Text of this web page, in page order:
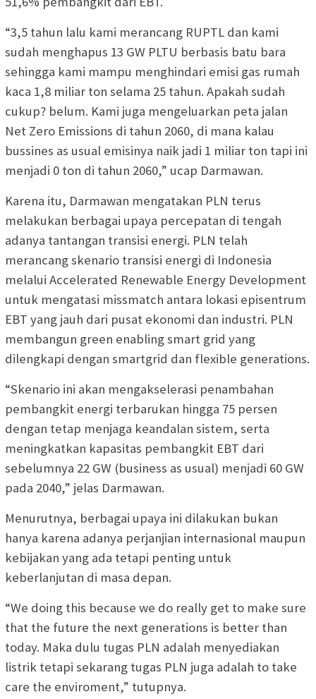
“3,5 tahun lalu kami merancang RUPTL dan kami
sudah menghapus 13 GW PLTU berbasis batu bara
sehingga kami mampu menghindari emisi gas rumah
kaca 1,8 miliar ton selama 25 tahun. Apakah sudah
cukup? belum. Kami juga mengeluarkan peta jalan
Net Zero Emissions di tahun 2060, di mana kalau
bussines as usual emisinya naik jadi 1 miliar ton tapi ini
menjadi 0 ton di tahun 2060,” ucap Darmawan.
Karena itu, Darmawan mengatakan PLN terus
melakukan berbagai upaya percepatan di tengah
adanya tantangan transisi energi. PLN telah
merancang skenario transisi energi di Indonesia
melalui Accelerated Renewable Energy Development
untuk mengatasi missmatch antara lokasi episentrum
EBT yang jauh dari pusat ekonomi dan industri. PLN
membangun green enabling smart grid yang
dilengkapi dengan smartgrid dan flexible generations.
“Skenario ini akan mengakselerasi penambahan
pembangkit energi terbarukan hingga 75 persen
dengan tetap menjaga keandalan sistem, serta
meningkatkan kapasitas pembangkit EBT dari
sebelumnya 22 GW (business as usual) menjadi 60 GW
pada 2040,” jelas Darmawan.
Menurutnya, berbagai upaya ini dilakukan bukan
hanya karena adanya perjanjian internasional maupun
kebijakan yang ada tetapi penting untuk
keberlanjutan di masa depan.
“We doing this because we do really get to make sure
that the future the next generations is better than
today. Maka dulu tugas PLN adalah menyediakan
listrik tetapi sekarang tugas PLN juga adalah to take
care the enviroment,” tutupnya.